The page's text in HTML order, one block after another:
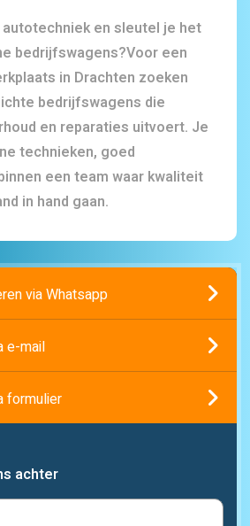
autotechniek en sleutel je het
bedrijfswagens?Voor een
in Drachten zoeken
bedrijfswagens die
en reparaties uitvoert. Je
technieken, goed
een team waar kwaliteit
in hand gaan.
via Whatsapp
e-mail
formulier
achter